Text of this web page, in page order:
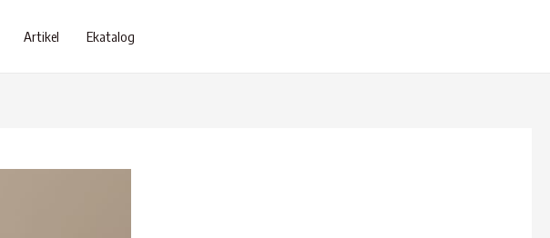
Artikel Ekatalog